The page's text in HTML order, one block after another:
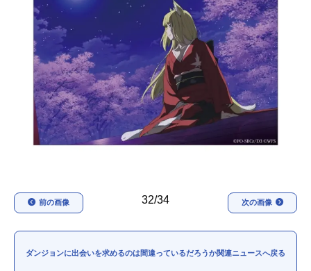
春アニメ 夏アニメ
秋アニメ 冬アニメ
男性声優/女性声優一覧
FOLLOW US
32/34
前の画像 次の画像
ダンジョンに出会いを求めるのは間違っているだろうか関連ニュースへ戻る